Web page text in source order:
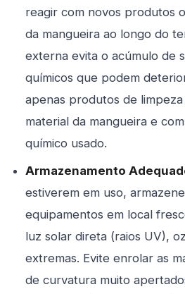
reagir com novos produtos
da mangueira ao longo do
externa evita o acúmulo de
químicos que podem
apenas produtos de
material da mangueira e
químico usado.
Armazenamento
estiverem em uso,
equipamentos em local
luz solar direta (raios UV),
extremas. Evite enrolar as
de curvatura muito